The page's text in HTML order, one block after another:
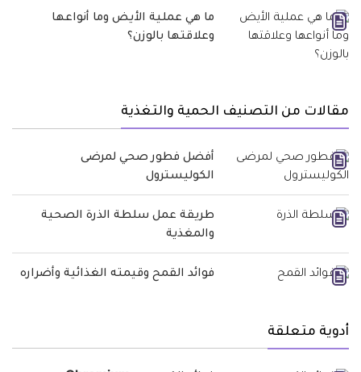
ما هي عملية الأيض وما أنواعها
وعلاقتها بالوزن؟
مقالات من التصنيف الحمية والتغذية
أفضل فطور صحي لمرضى
الكوليسترول
طريقة عمل سلطة الذرة الصحية
والمغذية
فوائد القمح وقيمته الغذائية وأضراره
أدوية متعلقة